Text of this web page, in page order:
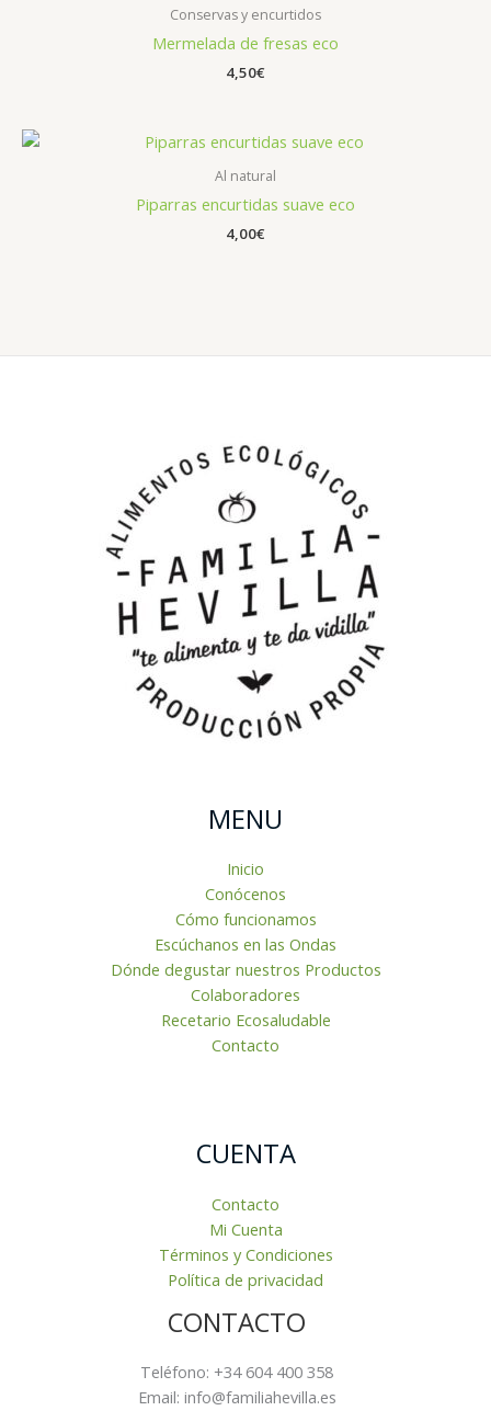
Conservas y encurtidos
Mermelada de fresas eco
4,50€
Al natural
Piparras encurtidas suave eco
4,00€
MENU
Inicio
Conócenos
Cómo funcionamos
Escúchanos en las Ondas
Dónde degustar nuestros Productos
Colaboradores
Recetario Ecosaludable
Contacto
CUENTA
Contacto
Mi Cuenta
Términos y Condiciones
Política de privacidad
CONTACTO
Teléfono: +34 604 400 358
Email: info@familiahevilla.es